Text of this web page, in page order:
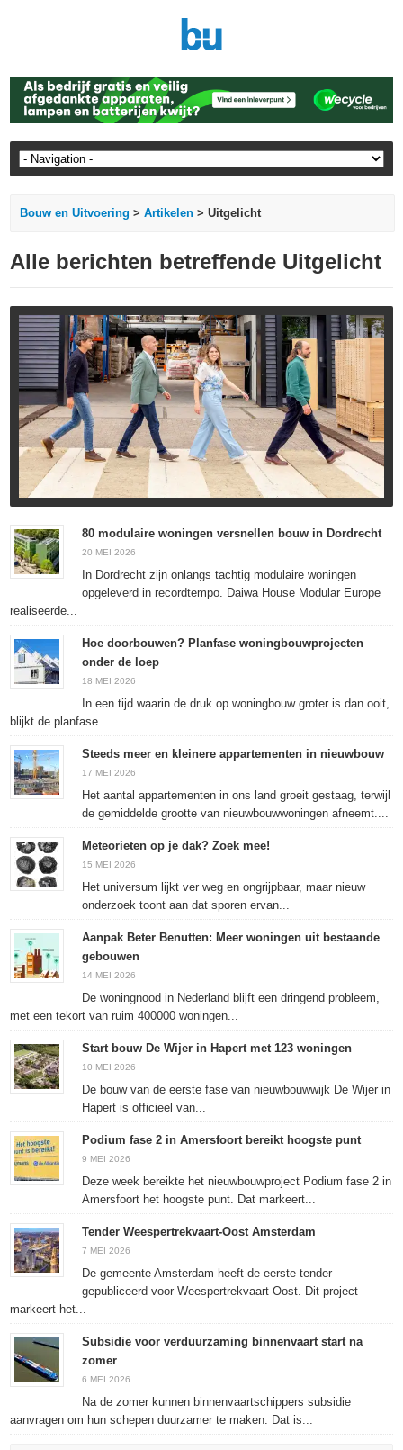
Bouw en Uitvoering >Artikelen > Uitgelicht
Alle berichten betreffende Uitgelicht
80 modulaire woningen versnellen bouw in Dordrecht
20 MEI 2026
In Dordrecht zijn onlangs tachtig modulaire woningen
opgeleverd in recordtempo. Daiwa House Modular Europe
realiseerde...
Hoe doorbouwen? Planfase woningbouwprojecten
onder de loep
18 MEI 2026
In een tijd waarin de druk op woningbouw groter is dan ooit,
blijkt de planfase...
Steeds meer en kleinere appartementen in nieuwbouw
17 MEI 2026
Het aantal appartementen in ons land groeit gestaag, terwijl
de gemiddelde grootte van nieuwbouwwoningen afneemt....
Meteorieten op je dak? Zoek mee!
15 MEI 2026
Het universum lijkt ver weg en ongrijpbaar, maar nieuw
onderzoek toont aan dat sporen ervan...
Aanpak Beter Benutten: Meer woningen uit bestaande
gebouwen
14 MEI 2026
De woningnood in Nederland blijft een dringend probleem,
met een tekort van ruim 400000 woningen...
Start bouw De Wijer in Hapert met 123 woningen
10 MEI 2026
De bouw van de eerste fase van nieuwbouwwijk De Wijer in
Hapert is officieel van...
Podium fase 2 in Amersfoort bereikt hoogste punt
9 MEI 2026
Deze week bereikte het nieuwbouwproject Podium fase 2 in
Amersfoort het hoogste punt. Dat markeert...
Tender Weespertrekvaart-Oost Amsterdam
7 MEI 2026
De gemeente Amsterdam heeft de eerste tender
gepubliceerd voor Weespertrekvaart Oost. Dit project
markeert het...
Subsidie voor verduurzaming binnenvaart start na
zomer
6 MEI 2026
Na de zomer kunnen binnenvaartschippers subsidie
aanvragen om hun schepen duurzamer te maken. Dat is...